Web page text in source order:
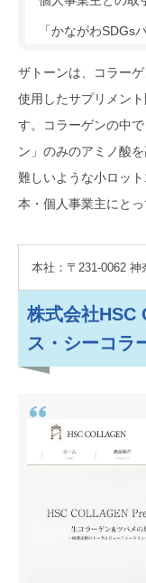
「かながわSDGs
ザトーンは、コラー
使用したサプリメン
す。コラーゲンの中
ン」のみのアミノ酸
難しいような小ロッ
本・個人事業主にと
本社：〒231-0062 神
株式会社HSC
ス・シーコラ